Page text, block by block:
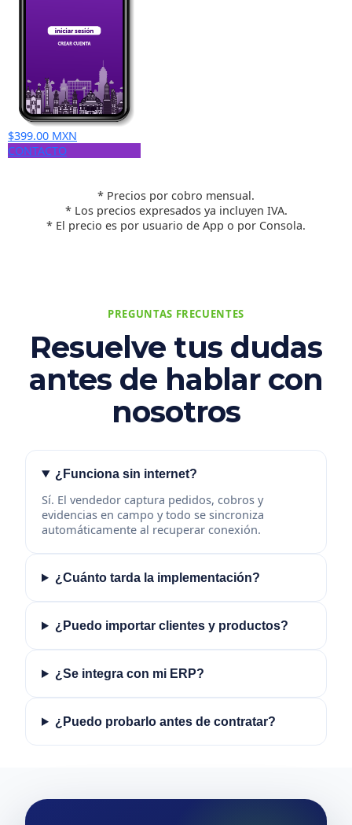
$399.00 MXN
CONTACTO
* Precios por cobro mensual.
* Los precios expresados ya incluyen IVA.
* El precio es por usuario de App o por Consola.
PREGUNTAS FRECUENTES
Resuelve tus dudas
antes de hablar con
nosotros
¿Funciona sin internet?
Sí. El vendedor captura pedidos, cobros y
evidencias en campo y todo se sincroniza
automáticamente al recuperar conexión.
¿Cuánto tarda la implementación?
¿Puedo importar clientes y productos?
¿Se integra con mi ERP?
¿Puedo probarlo antes de contratar?